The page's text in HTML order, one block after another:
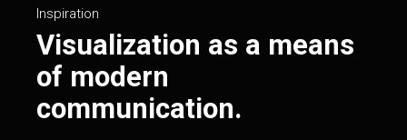
Inspiration
Visualization as a means
of modern
communication.